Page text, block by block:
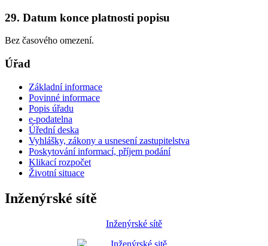
29. Datum konce platnosti popisu
Bez časového omezení.
Úřad
Základní informace
Povinné informace
Popis úřadu
e-podatelna
Úřední deska
Vyhlášky, zákony a usnesení zastupitelstva
Poskytování informací, příjem podání
Klikací rozpočet
Životní situace
Inženýrské sítě
Inženýrské sítě